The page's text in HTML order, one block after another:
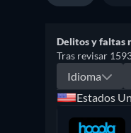
Delitos y faltas
Tras revisar
Idioma
Estados